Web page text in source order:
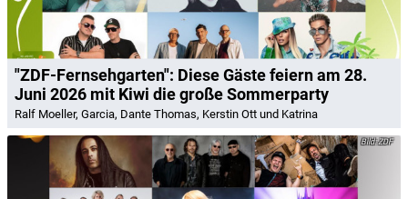
"ZDF-Fernsehgarten": Diese Gäste feiern am 28.
Juni 2026 mit Kiwi die große Sommerparty
Ralf Moeller, Garcia, Dante Thomas, Kerstin Ott und Katrina
ZDF